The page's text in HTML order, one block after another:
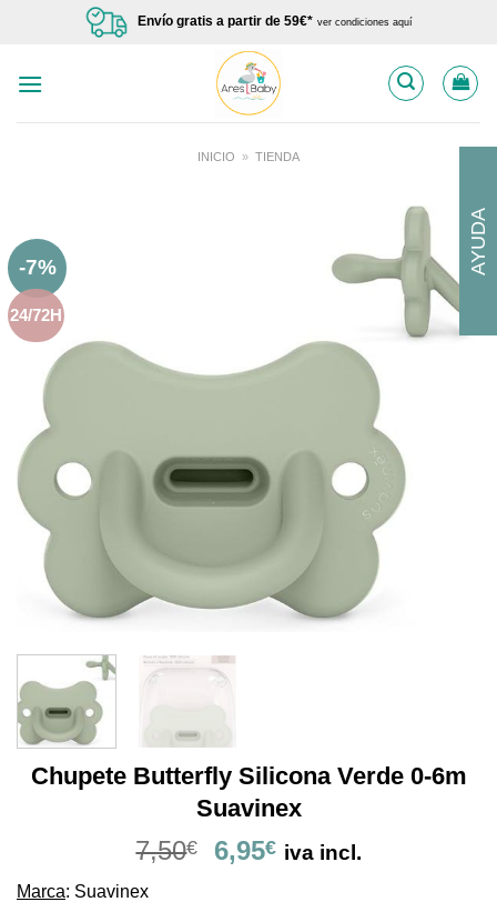
Envío gratis a partir de 59€* ver condiciones aquí
INICIO » TIENDA
-7%
24/72H
Chupete Butterfly Silicona Verde 0-6m
Suavinex
7,50€
El
6,95€El
iva incl.
Marca: Suavinex
AYUDA